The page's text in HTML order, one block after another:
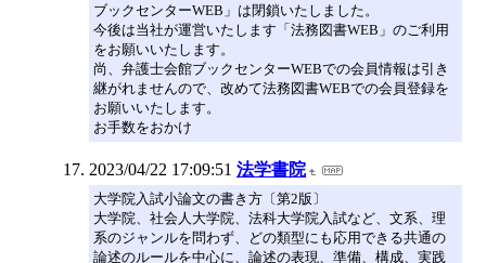
ブックセンターWEB」は閉鎖いたしました。
今後は当社が運営いたします「法務図書WEB」のご利用
をお願いいたします。
尚、弁護士会館ブックセンターWEBでの会員情報は引き
継がれませんので、改めて法務図書WEBでの会員登録を
お願いいたします。
お手数をおかけ
2023/04/22 17:09:51 法学書院
大学院入試小論文の書き方〔第2版〕
大学院、社会人大学院、法科大学院入試など、文系、理
系のジャンルを問わず、どの類型にも応用できる共通の
論述のルールを中心に、論述の表現、準備、構成、実践